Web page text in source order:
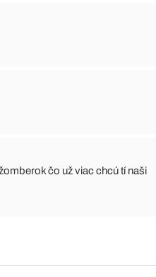
čo už viac chcú tí naši